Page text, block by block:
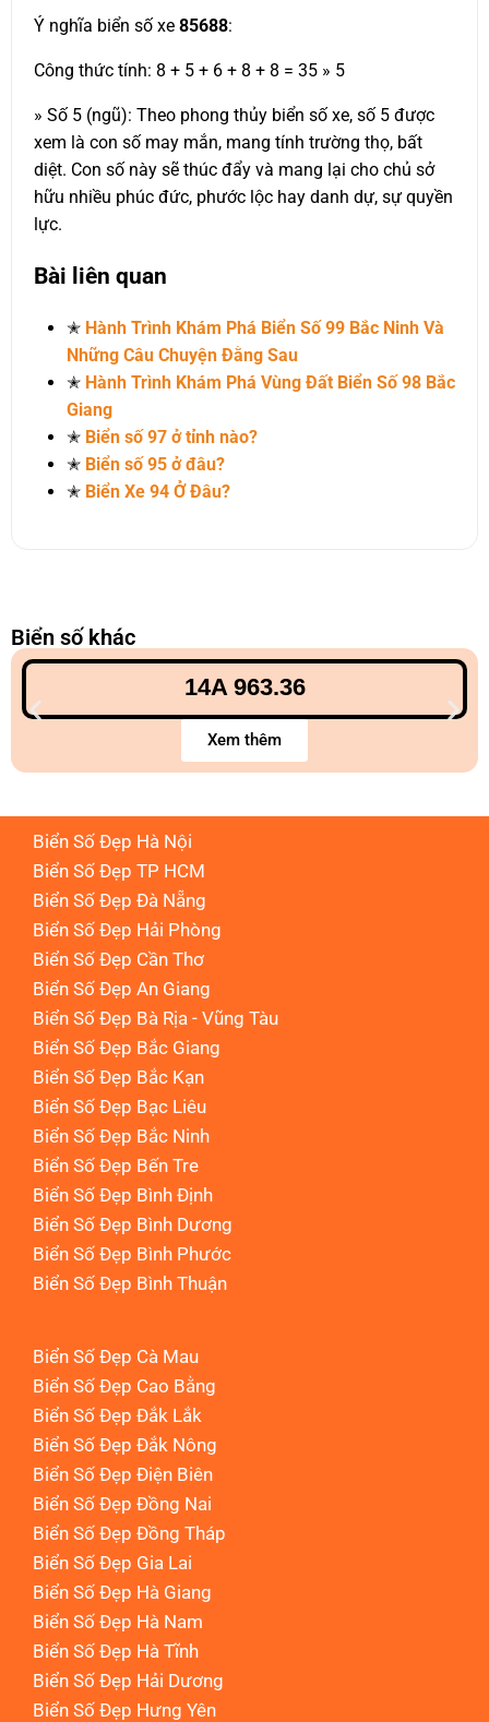
Ý nghĩa biển số xe 85688:
Công thức tính: 8 + 5 + 6 + 8 + 8 = 35 » 5
» Số 5 (ngũ): Theo phong thủy biển số xe, số 5 được
xem là con số may mắn, mang tính trường thọ, bất
diệt. Con số này sẽ thúc đẩy và mang lại cho chủ sở
hữu nhiều phúc đức, phước lộc hay danh dự, sự quyền
lực.
Bài liên quan
✭ Hành Trình Khám Phá Biển Số 99 Bắc Ninh Và
Những Câu Chuyện Đằng Sau
✭ Hành Trình Khám Phá Vùng Đất Biển Số 98 Bắc
Giang
✭ Biển số 97 ở tỉnh nào?
✭ Biển số 95 ở đâu?
✭ Biển Xe 94 Ở Đâu?
Biển số khác
14A 963.36
Xem thêm
Biển Số Đẹp Hà Nội
Biển Số Đẹp TP HCM
Biển Số Đẹp Đà Nẵng
Biển Số Đẹp Hải Phòng
Biển Số Đẹp Cần Thơ
Biển Số Đẹp An Giang
Biển Số Đẹp Bà Rịa - Vũng Tàu
Biển Số Đẹp Bắc Giang
Biển Số Đẹp Bắc Kạn
Biển Số Đẹp Bạc Liêu
Biển Số Đẹp Bắc Ninh
Biển Số Đẹp Bến Tre
Biển Số Đẹp Bình Định
Biển Số Đẹp Bình Dương
Biển Số Đẹp Bình Phước
Biển Số Đẹp Bình Thuận
Biển Số Đẹp Cà Mau
Biển Số Đẹp Cao Bằng
Biển Số Đẹp Đắk Lắk
Biển Số Đẹp Đắk Nông
Biển Số Đẹp Điện Biên
Biển Số Đẹp Đồng Nai
Biển Số Đẹp Đồng Tháp
Biển Số Đẹp Gia Lai
Biển Số Đẹp Hà Giang
Biển Số Đẹp Hà Nam
Biển Số Đẹp Hà Tĩnh
Biển Số Đẹp Hải Dương
Biển Số Đẹp Hưng Yên